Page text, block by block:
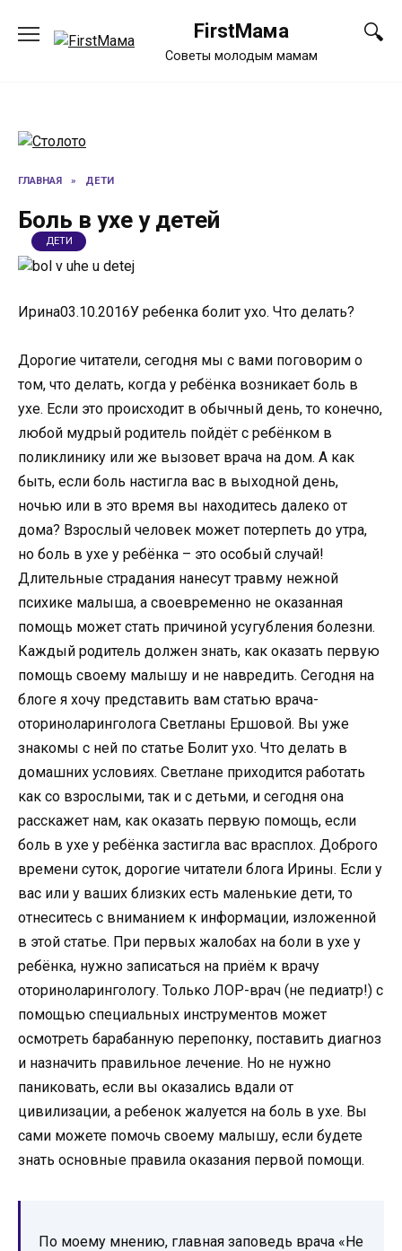
содержанию
FirstМама
Советы молодым мамам
ГЛАВНАЯ » ДЕТИ
Боль в ухе у детей
ДЕТИ
Ирина03.10.2016У ребенка болит ухо. Что делать?
Дорогие читатели, сегодня мы с вами поговорим о
том, что делать, когда у ребёнка возникает боль в
ухе. Если это происходит в обычный день, то конечно,
любой мудрый родитель пойдёт с ребёнком в
поликлинику или же вызовет врача на дом. А как
быть, если боль настигла вас в выходной день,
ночью или в это время вы находитесь далеко от
дома? Взрослый человек может потерпеть до утра,
но боль в ухе у ребёнка – это особый случай!
Длительные страдания нанесут травму нежной
психике малыша, а своевременно не оказанная
помощь может стать причиной усугубления болезни.
Каждый родитель должен знать, как оказать первую
помощь своему малышу и не навредить. Сегодня на
блоге я хочу представить вам статью врача-
оториноларинголога Светланы Ершовой. Вы уже
знакомы с ней по статье Болит ухо. Что делать в
домашних условиях. Светлане приходится работать
как со взрослыми, так и с детьми, и сегодня она
расскажет нам, как оказать первую помощь, если
боль в ухе у ребёнка застигла вас врасплох. Доброго
времени суток, дорогие читатели блога Ирины. Если у
вас или у ваших близких есть маленькие дети, то
отнеситесь с вниманием к информации, изложенной
в этой статье. При первых жалобах на боли в ухе у
ребёнка, нужно записаться на приём к врачу
оториноларингологу. Только ЛОР-врач (не педиатр!) с
помощью специальных инструментов может
осмотреть барабанную перепонку, поставить диагноз
и назначить правильное лечение. Но не нужно
паниковать, если вы оказались вдали от
цивилизации, а ребенок жалуется на боль в ухе. Вы
сами можете помочь своему малышу, если будете
знать основные правила оказания первой помощи.
По моему мнению, главная заповедь врача «Не